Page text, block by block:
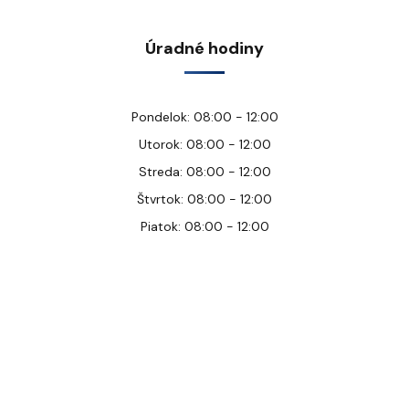
Úradné hodiny
Pondelok: 08:00 - 12:00
Utorok: 08:00 - 12:00
Streda: 08:00 - 12:00
Štvrtok: 08:00 - 12:00
Piatok: 08:00 - 12:00